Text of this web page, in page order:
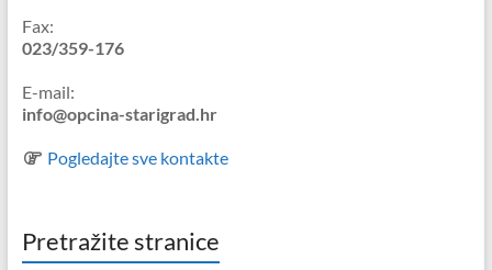
Fax:
023/359-176
E-mail:
info@opcina-starigrad.hr
Pogledajte sve kontakte
Pretražite stranice